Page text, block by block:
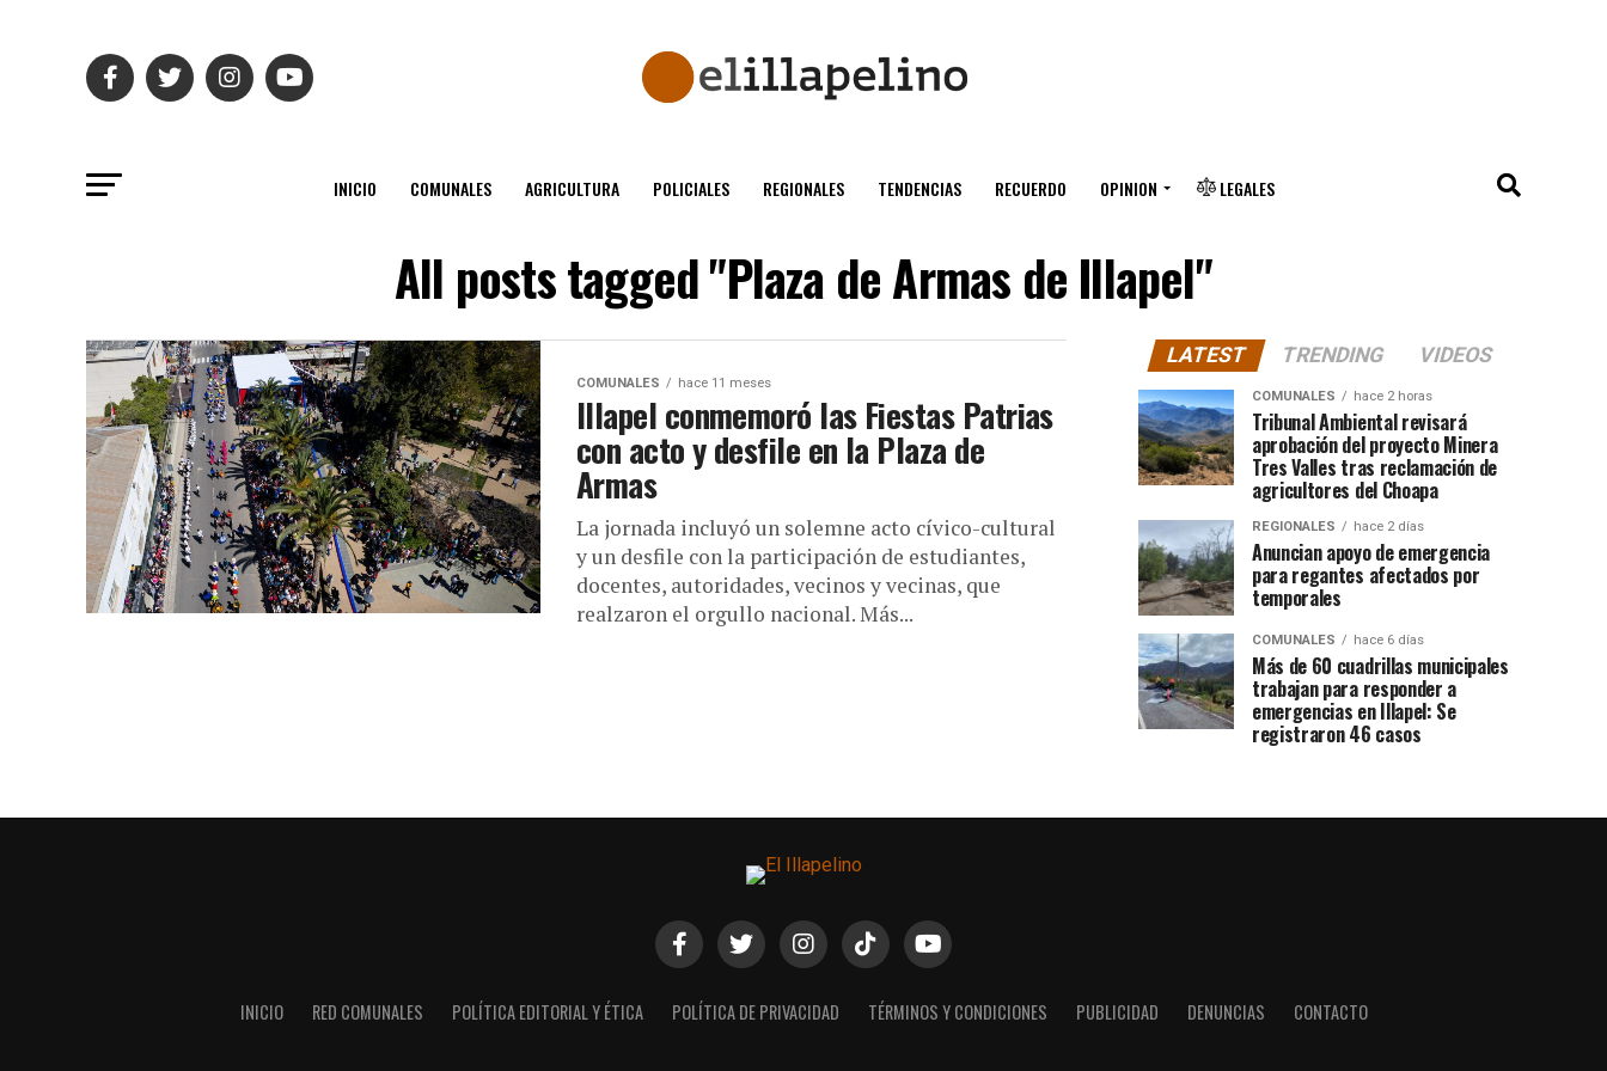
INICIO COMUNALES AGRICULTURA POLICIALES REGIONALES TENDENCIAS RECUERDO OPINION LEGALES
All posts tagged "Plaza de Armas de Illapel"
COMUNALES hace 11 meses
Illapel conmemoró las Fiestas Patrias
con acto y desfile en la Plaza de
Armas
La jornada incluyó un solemne acto cívico-cultural
y un desfile con la participación de estudiantes,
docentes, autoridades, vecinos y vecinas, que
realzaron el orgullo nacional. Más...
LATEST TRENDING VIDEOS
COMUNALES hace 2 horas
Tribunal Ambiental revisará
aprobación del proyecto Minera
Tres Valles tras reclamación de
agricultores del Choapa
REGIONALES hace 2 días
Anuncian apoyo de emergencia
para regantes afectados por
temporales
COMUNALES hace 6 días
Más de 60 cuadrillas municipales
trabajan para responder a
emergencias en Illapel: Se
registraron 46 casos
INICIO RED COMUNALES POLÍTICA EDITORIAL Y ÉTICA POLÍTICA DE PRIVACIDAD TÉRMINOS Y CONDICIONES PUBLICIDAD DENUNCIAS CONTACTO